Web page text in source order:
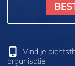
Vind je
organisatie